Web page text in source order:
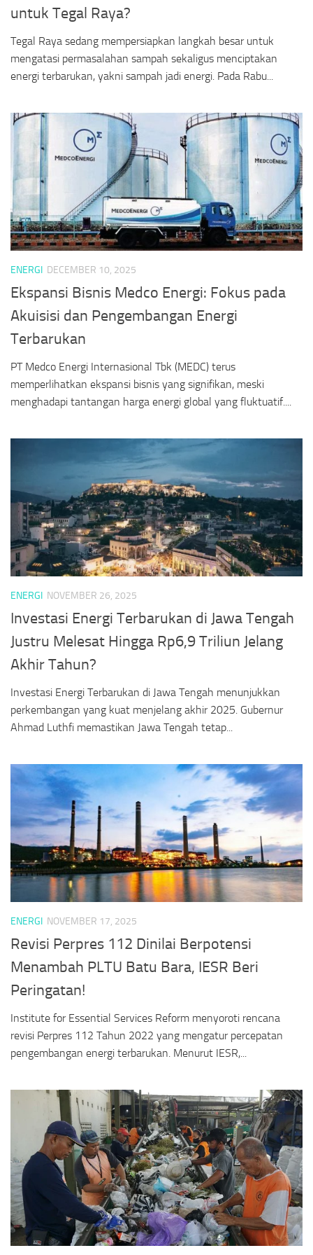
untuk Tegal Raya?
Tegal Raya sedang mempersiapkan langkah besar untuk
mengatasi permasalahan sampah sekaligus menciptakan
energi terbarukan, yakni sampah jadi energi. Pada Rabu...
ENERGI DECEMBER 10, 2025
Ekspansi Bisnis Medco Energi: Fokus pada
Akuisisi dan Pengembangan Energi
Terbarukan
PT Medco Energi Internasional Tbk (MEDC) terus
memperlihatkan ekspansi bisnis yang signifikan, meski
menghadapi tantangan harga energi global yang fluktuatif....
ENERGI NOVEMBER 26, 2025
Investasi Energi Terbarukan di Jawa Tengah
Justru Melesat Hingga Rp6,9 Triliun Jelang
Akhir Tahun?
Investasi Energi Terbarukan di Jawa Tengah menunjukkan
perkembangan yang kuat menjelang akhir 2025. Gubernur
Ahmad Luthfi memastikan Jawa Tengah tetap...
ENERGI NOVEMBER 17, 2025
Revisi Perpres 112 Dinilai Berpotensi
Menambah PLTU Batu Bara, IESR Beri
Peringatan!
Institute for Essential Services Reform menyoroti rencana
revisi Perpres 112 Tahun 2022 yang mengatur percepatan
pengembangan energi terbarukan. Menurut IESR,...